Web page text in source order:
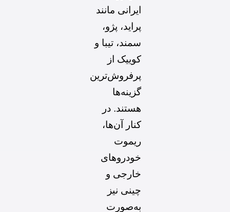
ایرانی مانند
پراید، پژو،
سمند، تیبا و
کوییک از
پرفروش‌ترین
گزینه‌ها
هستند. در
کنار آن‌ها،
ریموت
خودروهای
خارجی و
چینی نیز
به‌صورت